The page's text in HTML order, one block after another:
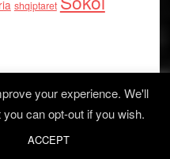
shqiptaret
your experience. We'll
can opt-out if you wish.
ACCEPT